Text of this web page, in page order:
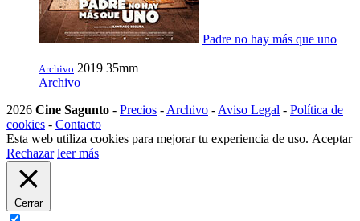
Padre no hay más que uno
Archivo 2019 35mm
Archivo
2026 Cine Sagunto - Precios - Archivo - Aviso Legal - Política de
cookies - Contacto
Esta web utiliza cookies para mejorar tu experiencia de uso. Aceptar
Rechazar leer más
Cerrar